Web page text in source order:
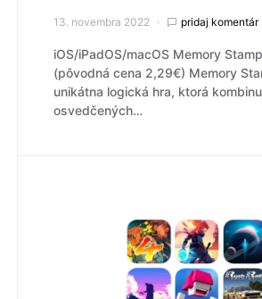
13. novembra 2022 pridaj komentár
iOS/iPadOS/macOS Memory
(pôvodná cena 2,29€) Memory
unikátna logická hra, ktorá
osvedčených…